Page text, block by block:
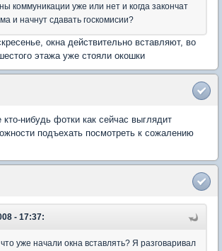
коммуникации уже или нет и когда закончат
и начнут сдавать госкомисии?
окна действительно вставляют, во
этажа уже стояли окошки
нибудь фотки как сейчас выглядит
подъехать посмотреть к сожалению
- 17:37:
уже начали окна вставлять? Я разговаривал